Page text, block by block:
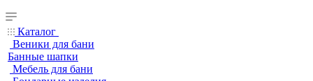
Каталог
Веники для бани
Банные шапки
Мебель для бани